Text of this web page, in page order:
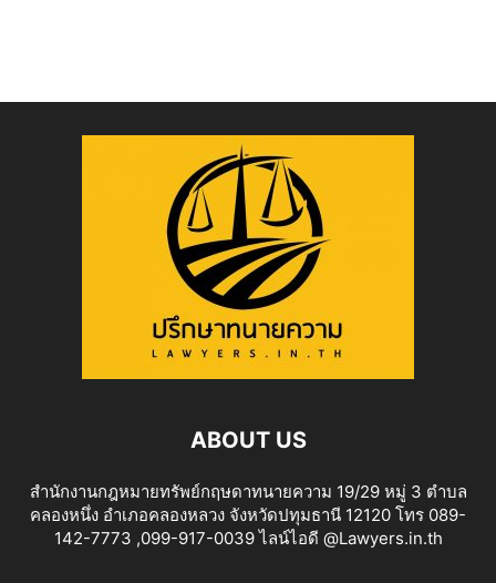
ABOUT US
สำนักงานกฎหมายทรัพย์กฤษดาทนายความ 19/29 หมู่ 3 ตำบล
คลองหนึ่ง อำเภอคลองหลวง จังหวัดปทุมธานี 12120 โทร 089-
142-7773 ,099-917-0039 ไลน์ไอดี @Lawyers.in.th